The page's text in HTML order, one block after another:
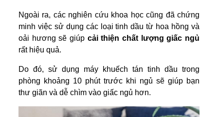
Ngoài ra, các nghiên cứu khoa học cũng đã chứng
minh việc sử dụng các loại tinh dầu từ hoa hồng và
oải hương sẽ giúp cải thiện chất lượng giấc ngủ
rất hiệu quả.
Do đó, sử dụng máy khuếch tán tinh dầu trong
phòng khoảng 10 phút trước khi ngủ sẽ giúp bạn
thư giãn và dễ chìm vào giấc ngủ hơn.